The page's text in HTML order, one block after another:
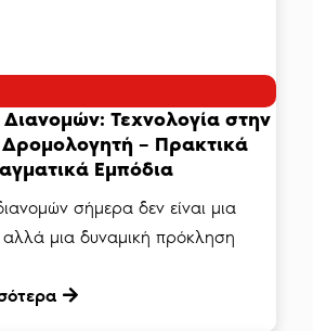
Τεχνολογία στην
– Πρακτικά
Εμπόδια
σήμερα δεν είναι μια
αλλά μια δυναμική πρόκληση